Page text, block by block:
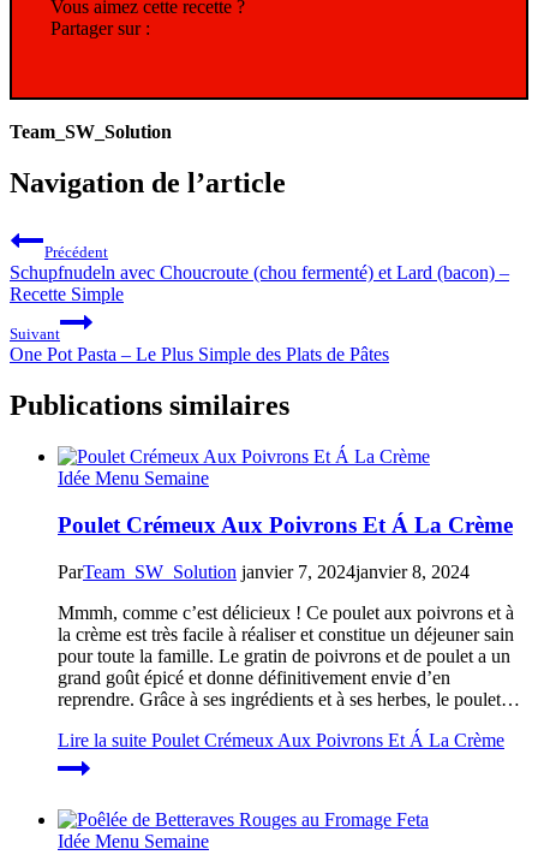
Vous aimez cette recette ?
Partager sur :
Team_SW_Solution
Navigation de l’article
Précédent
Schupfnudeln avec Choucroute (chou fermenté) et Lard (bacon) –
Recette Simple
Suivant
One Pot Pasta – Le Plus Simple des Plats de Pâtes
Publications similaires
Idée Menu Semaine
Poulet Crémeux Aux Poivrons Et Á La Crème
ParTeam_SW_Solution janvier 7, 2024janvier 8, 2024
Mmmh, comme c’est délicieux ! Ce poulet aux poivrons et à
la crème est très facile à réaliser et constitue un déjeuner sain
pour toute la famille. Le gratin de poivrons et de poulet a un
grand goût épicé et donne définitivement envie d’en
reprendre. Grâce à ses ingrédients et à ses herbes, le poulet…
Lire la suite Poulet Crémeux Aux Poivrons Et Á La Crème
Idée Menu Semaine